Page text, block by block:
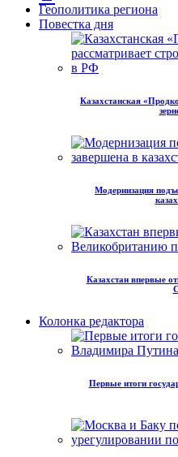
Геополитика региона
Повестка дня
Казахстанская
Модернизация
Казахстан впервые
Колонка редактора
Первые итоги